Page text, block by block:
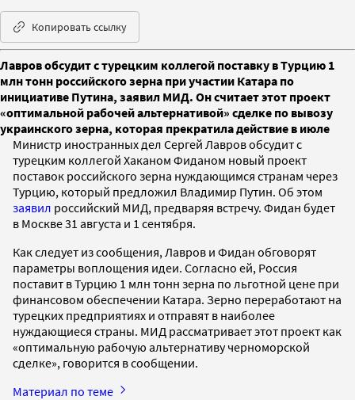
Копировать ссылку
Лавров обсудит с турецким коллегой поставку в Турцию 1
млн тонн российского зерна при участии Катара по
инициативе Путина, заявил МИД. Он считает этот проект
«оптимальной рабочей альтернативой» сделке по вывозу
украинского зерна, которая прекратила действие в июле
Министр иностранных дел Сергей Лавров обсудит с
турецким коллегой Хаканом Фиданом новый проект
поставок российского зерна нуждающимся странам через
Турцию, который предложил Владимир Путин. Об этом
заявил российский МИД, предваряя встречу. Фидан будет
в Москве 31 августа и 1 сентября.
Как следует из сообщения, Лавров и Фидан обговорят
параметры воплощения идеи. Согласно ей, Россия
поставит в Турцию 1 млн тонн зерна по льготной цене при
финансовом обеспечении Катара. Зерно переработают на
турецких предприятиях и отправят в наиболее
нуждающиеся страны. МИД рассматривает этот проект как
«оптимальную рабочую альтернативу черноморской
сделке», говорится в сообщении.
Материал по теме